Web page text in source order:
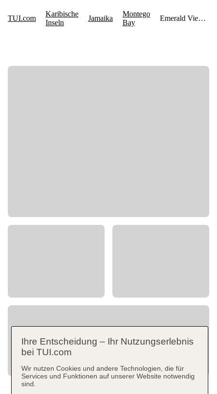
Ihre Entscheidung – Ihr Nutzungserlebnis
bei TUI.com
Wir nutzen Cookies und andere Technologien, die für
Services und Funktionen auf unserer Website notwendig
sind.